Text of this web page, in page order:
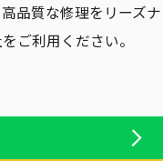
品質な修理をリーズナ
ご利用ください。